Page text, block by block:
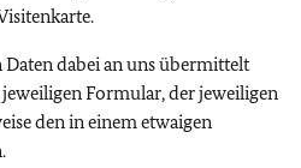
dabei an uns übermittelt
Formular, der jeweiligen
den in einem etwaigen